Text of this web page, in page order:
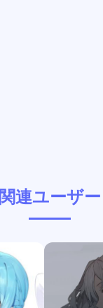
関連ユーザー